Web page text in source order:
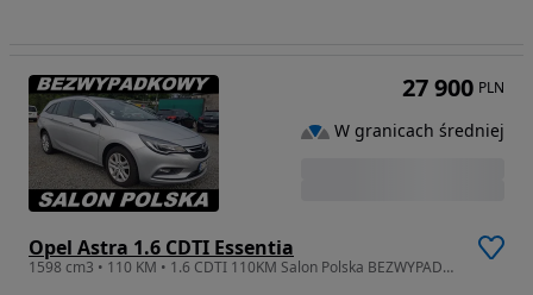
Opel Astra 1.6 CDTI Essentia
1598 cm3 • 110 KM • 1.6 CDTI 110KM Salon Polska BEZWYPADKOWY Oryginalny Przebieg GWARANCJA
27 900 PLN
W granicach średniej